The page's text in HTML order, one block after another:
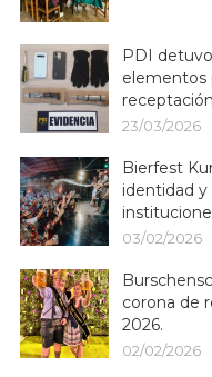
PDI
elementos
23/03/2026
Bierfest
identidad y
03/02/2026
corona de
2026.
02/02/2026